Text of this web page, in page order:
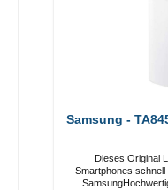
Samsung -
Dieses Original
Smartphones schnell